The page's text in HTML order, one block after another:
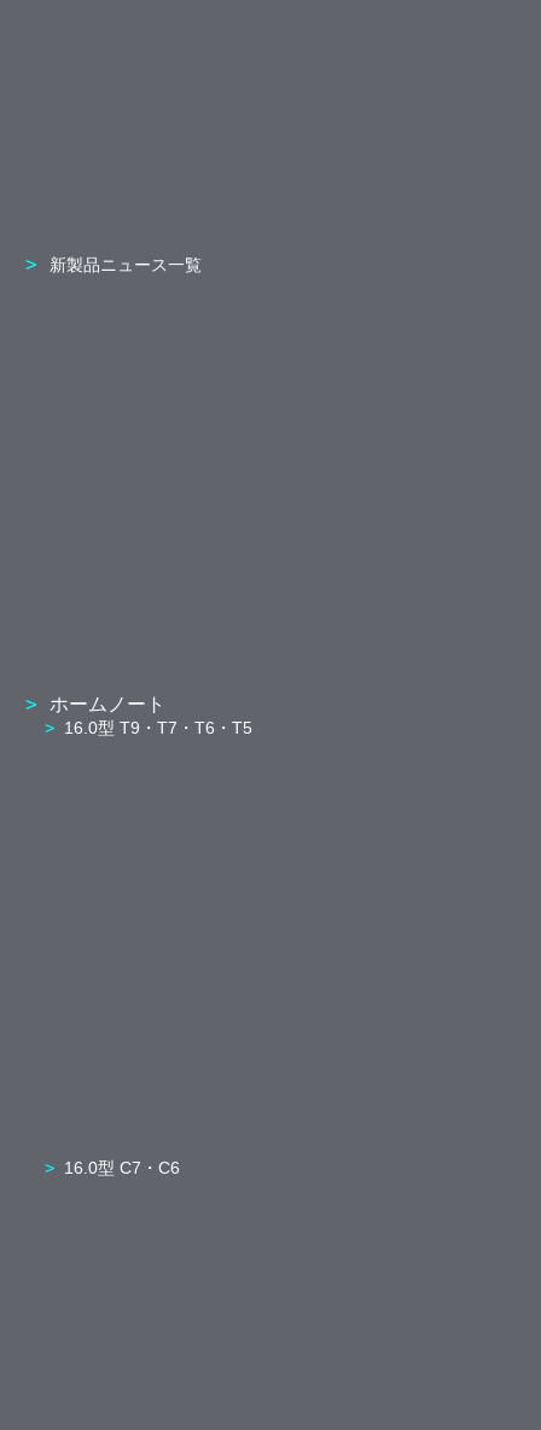
新製品ニュース一覧
ホームノート
16.0型 T9・T7・T6・T5
16.0型 C7・C6